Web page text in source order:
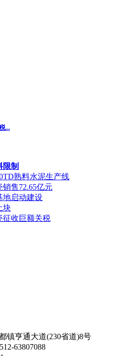
...
限制
熟料水泥生产线
售72.65亿元
地启动建设
块
征收巨额关税
镇亨通大道(230省道)8号
63807088